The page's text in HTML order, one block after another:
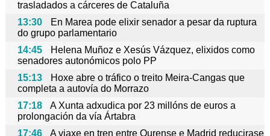
trasladados a cárceres de Cataluña
13:30
En Marea pode elixir senador a pesar da ruptura
do grupo parlamentario
14:45
Helena Muñoz e Xesús Vázquez, elixidos como
senadores autonómicos polo PP
15:13
Hoxe abre o tráfico o treito Meira-Cangas que
completa a autovía do Morrazo
17:18
A Xunta adxudica por 23 millóns de euros a
prolongación da vía Ártabra
17:46
A viaxe en tren entre Ourense e Madrid reducirase